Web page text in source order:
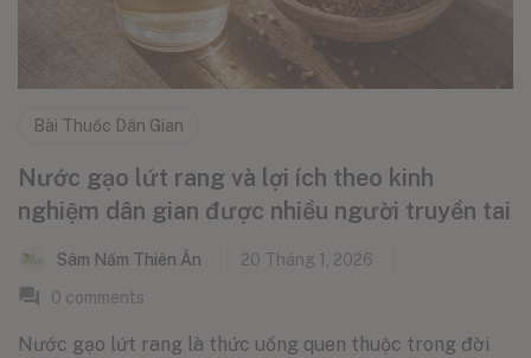
(Tin Tức )
Bài Thuốc Dân Gian
Nước gạo lứt rang và lợi ích theo kinh
nghiệm dân gian được nhiều người truyền tai
Sâm Nấm Thiên Ân
20 Tháng 1, 2026
0 comments
Nước gạo lứt rang là thức uống quen thuộc trong đời